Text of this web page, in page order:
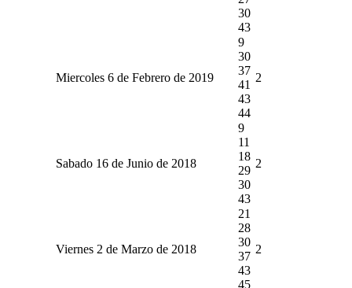
30
43
Miercoles 6 de Febrero de 2019
9
30
37
41
43
44
2
Sabado 16 de Junio de 2018
9
11
18
29
30
43
2
Viernes 2 de Marzo de 2018
21
28
30
37
43
45
2